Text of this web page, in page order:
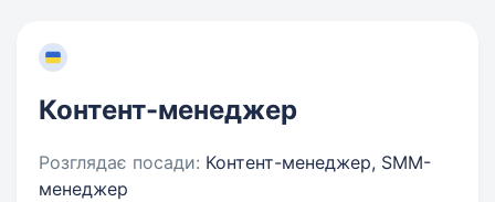
Контент-менеджер
Розглядає посади: Контент-менеджер, SMM-
менеджер